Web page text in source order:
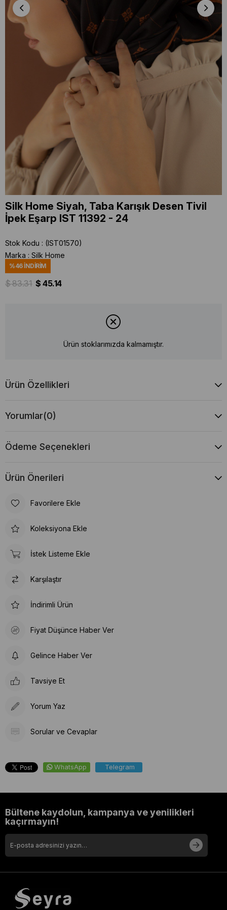
Silk Home Siyah, Taba Karışık Desen Tivil
İpek Eşarp IST 11392 - 24
Stok Kodu
(IST01570)
Marka : Silk Home
%46İNDIRIM
$ 83.31 $ 45.14
Ürün stoklarımızda kalmamıştır.
Ürün Özellikleri
Yorumlar(0)
Ödeme Seçenekleri
Ürün Önerileri
Favorilere Ekle
Koleksiyona Ekle
İstek Listeme Ekle
Karşılaştır
İndirimli Ürün
Fiyat Düşünce Haber Ver
Gelince Haber Ver
Tavsiye Et
Yorum Yaz
Sorular ve Cevaplar
WhatsApp Telegram
Bültene kaydolun, kampanya ve yenilikleri
kaçırmayın!